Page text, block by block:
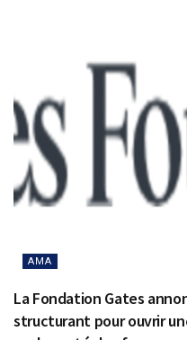
AMA
La Fondation Gates
structurant pour ouvrir